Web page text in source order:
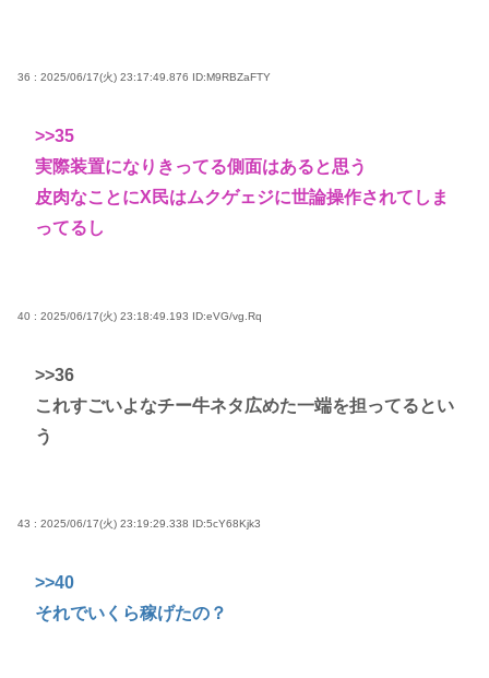
36 : 2025/06/17(火) 23:17:49.876 ID:M9RBZaFTY
>>35
実際装置になりきってる側面はあると思う
皮肉なことにX民はムクゲェジに世論操作されてしま
ってるし
40 : 2025/06/17(火) 23:18:49.193 ID:eVG/vg.Rq
>>36
これすごいよなチー牛ネタ広めた一端を担ってるとい
う
43 : 2025/06/17(火) 23:19:29.338 ID:5cY68Kjk3
>>40
それでいくら稼げたの？